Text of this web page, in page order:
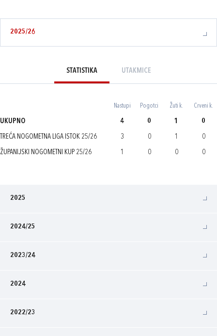
2025/26
STATISTIKA UTAKMICE
Nastupi Pogotci Žuti k. Crveni k.
UKUPNO 4 0 1 0
TREĆA NOGOMETNA LIGA ISTOK 25/26 3 0 1 0
ŽUPANIJSKI NOGOMETNI KUP 25/26 1 0 0 0
2025
2024/25
2023/24
2024
2022/23